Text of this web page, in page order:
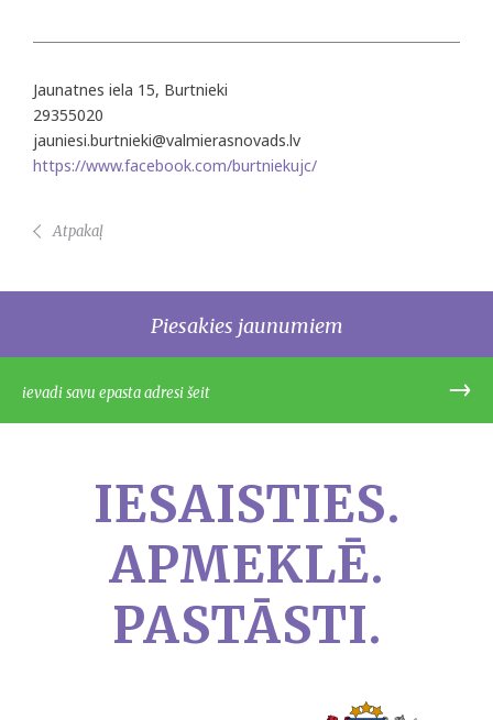
Jaunatnes iela 15, Burtnieki
29355020
jauniesi.burtnieki@valmierasnovads.lv
https://www.facebook.com/burtniekujc/
Atpakaļ
Piesakies jaunumiem
IESAISTIES.
APMEKLĒ.
PASTĀSTI.